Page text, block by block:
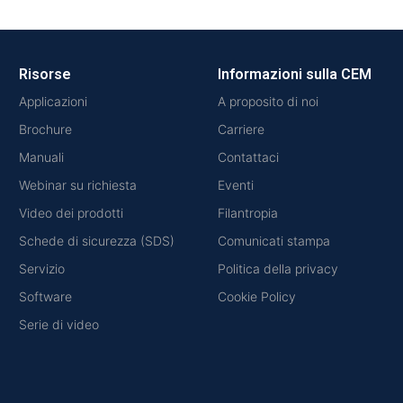
Risorse
Applicazioni
Brochure
Manuali
Webinar su richiesta
Video dei prodotti
Schede di sicurezza (SDS)
Servizio
Software
Serie di video
Informazioni sulla CEM
A proposito di noi
Carriere
Contattaci
Eventi
Filantropia
Comunicati stampa
Politica della privacy
Cookie Policy